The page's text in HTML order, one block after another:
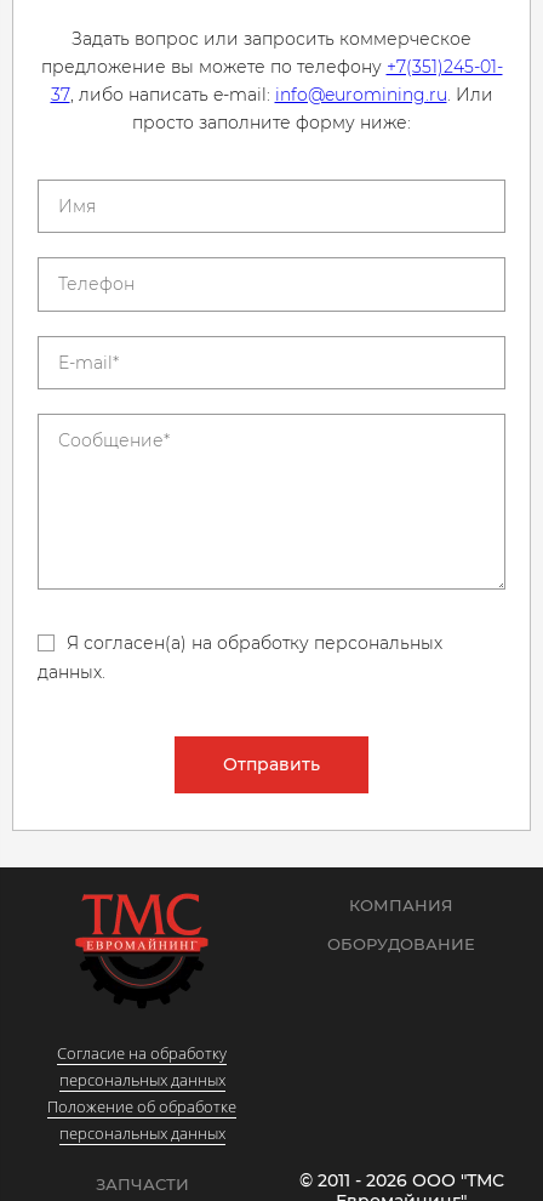
Задать вопрос или запросить коммерческое
предложение вы можете по телефону +7(351)245-01-
37, либо написать e-mail: info@euromining.ru. Или
просто заполните форму ниже:
Я согласен(а) на обработку персональных
данных.
Отправить
Согласие на обработку
персональных данных
Положение об обработке
персональных данных
КОМПАНИЯ
ОБОРУДОВАНИЕ
ЗАПЧАСТИ
© 2011 - 2026 ООО "ТМС